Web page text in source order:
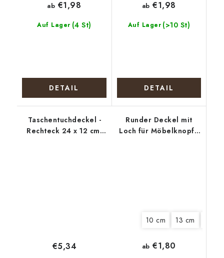
Auf Lager (4 St)
ab €1,98
DETAIL
Auf Lager (>10 St)
ab €1,98
DETAIL
Taschentuchdeckel -
Rechteck 24 x 12 cm,
€5,34
Runder Deckel mit
Loch für Möbelknopf -
10 cm 13 cm
ab €1,80